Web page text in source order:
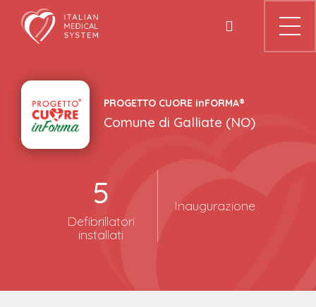
content
PROGETTO CUORE inFORMA®
Comune di Galliate (NO)
5
Defibrillatori
installati
Inaugurazione